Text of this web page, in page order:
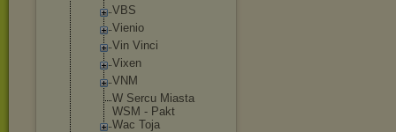
VBS
Vienio
Vin Vinci
Vixen
VNM
W Sercu Miasta
WSM - Pakt
Wac Toja